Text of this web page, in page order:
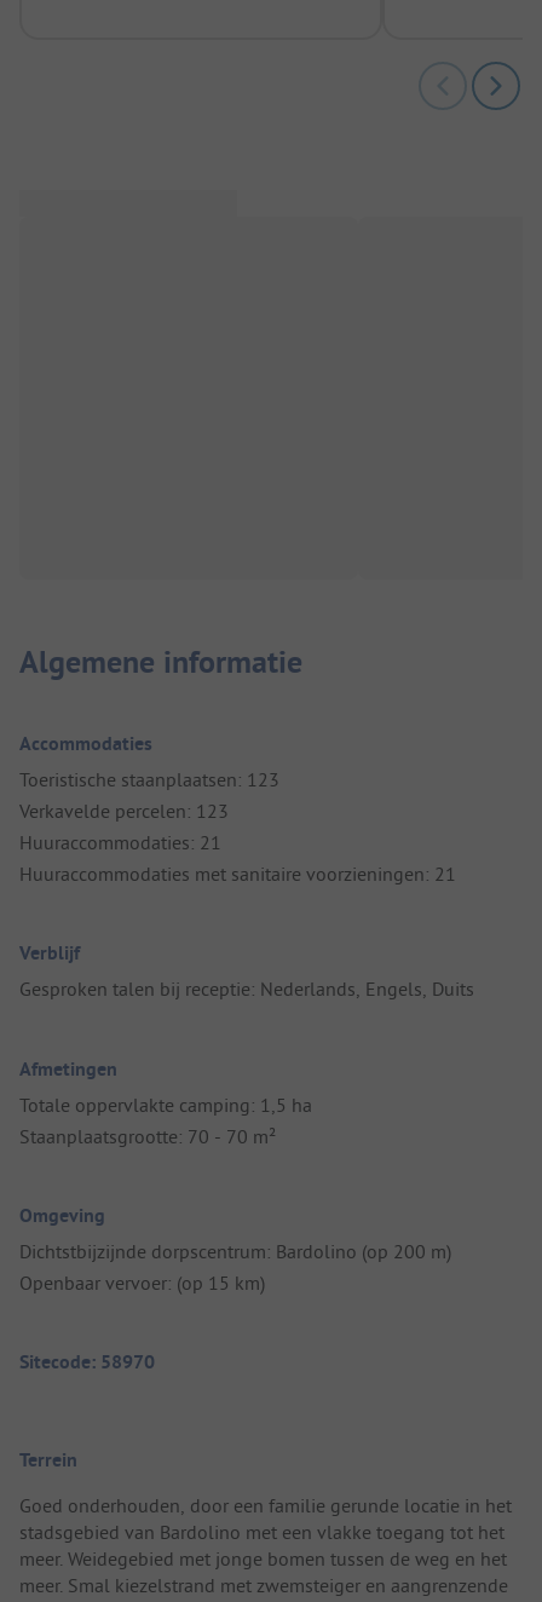
Algemene informatie
Accommodaties
Toeristische staanplaatsen: 123
Verkavelde percelen: 123
Huuraccommodaties: 21
Huuraccommodaties met sanitaire voorzieningen: 21
Verblijf
Gesproken talen bij receptie: Nederlands, Engels, Duits
Afmetingen
Totale oppervlakte camping: 1,5 ha
Staanplaatsgrootte: 70 - 70 m²
Omgeving
Dichtstbijzijnde dorpscentrum: Bardolino (op 200 m)
Openbaar vervoer: (op 15 km)
Sitecode: 58970
Terrein
Goed onderhouden, door een familie gerunde locatie in het
stadsgebied van Bardolino met een vlakke toegang tot het
meer. Weidegebied met jonge bomen tussen de weg en het
meer. Smal kiezelstrand met zwemsteiger en aangrenzende